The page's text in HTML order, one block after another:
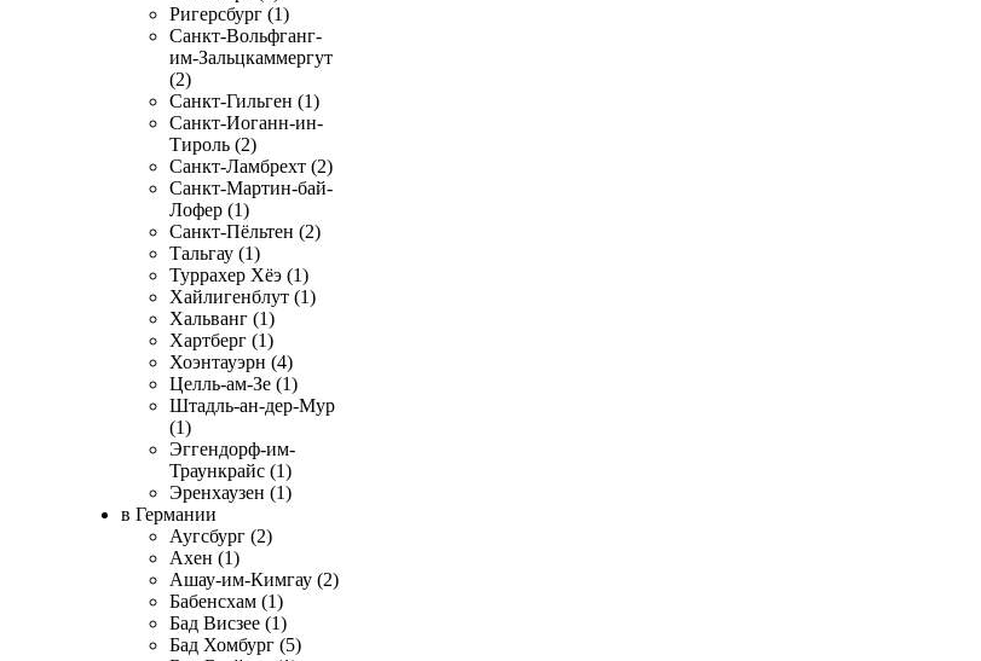
Ригерсбург (1)
Санкт-Вольфганг-
им-Зальцкаммергут
(2)
Санкт-Гильген (1)
Санкт-Иоганн-ин-
Тироль (2)
Санкт-Ламбрехт (2)
Санкт-Мартин-бай-
Лофер (1)
Санкт-Пёльтен (2)
Тальгау (1)
Туррахер Хёэ (1)
Хайлигенблут (1)
Хальванг (1)
Хартберг (1)
Хоэнтауэрн (4)
Целль-ам-Зе (1)
Штадль-ан-дер-Мур
(1)
Эггендорф-им-
Траункрайс (1)
Эренхаузен (1)
в Германии
Аугсбург (2)
Ахен (1)
Ашау-им-Кимгау (2)
Бабенсхам (1)
Бад Висзее (1)
Бад Хомбург (5)